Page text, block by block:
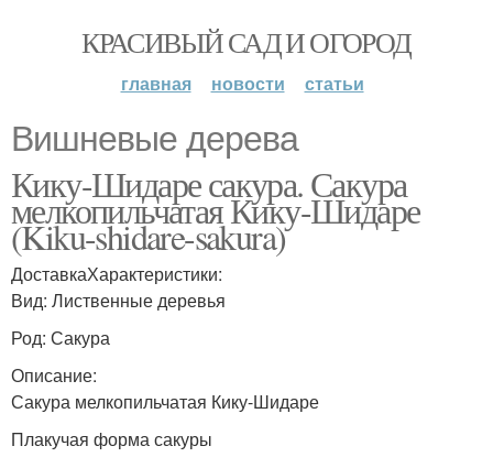
КРАСИВЫЙ САД И ОГОРОД
главная новости статьи
Вишневые дерева
Кику-Шидаре сакура. Сакура
мелкопильчатая Кику-Шидаре
(Kiku-shidare-sakura)
ДоставкаХарактеристики:
Вид: Лиственные деревья
Род: Сакура
Описание:
Сакура мелкопильчатая Кику-Шидаре
Плакучая форма сакуры